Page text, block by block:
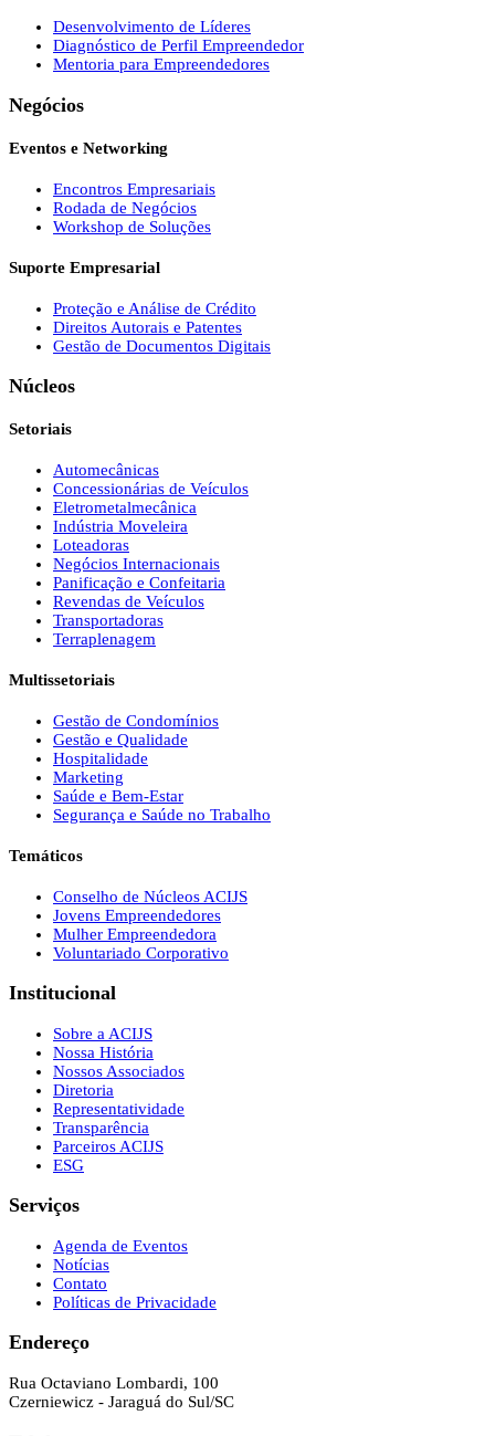
Desenvolvimento de Líderes
Diagnóstico de Perfil Empreendedor
Mentoria para Empreendedores
Negócios
Eventos e Networking
Encontros Empresariais
Rodada de Negócios
Workshop de Soluções
Suporte Empresarial
Proteção e Análise de Crédito
Direitos Autorais e Patentes
Gestão de Documentos Digitais
Núcleos
Setoriais
Automecânicas
Concessionárias de Veículos
Eletrometalmecânica
Indústria Moveleira
Loteadoras
Negócios Internacionais
Panificação e Confeitaria
Revendas de Veículos
Transportadoras
Terraplenagem
Multissetoriais
Gestão de Condomínios
Gestão e Qualidade
Hospitalidade
Marketing
Saúde e Bem-Estar
Segurança e Saúde no Trabalho
Temáticos
Conselho de Núcleos ACIJS
Jovens Empreendedores
Mulher Empreendedora
Voluntariado Corporativo
Institucional
Sobre a ACIJS
Nossa História
Nossos Associados
Diretoria
Representatividade
Transparência
Parceiros ACIJS
ESG
Serviços
Agenda de Eventos
Notícias
Contato
Políticas de Privacidade
Endereço
Rua Octaviano Lombardi, 100
Czerniewicz - Jaraguá do Sul/SC